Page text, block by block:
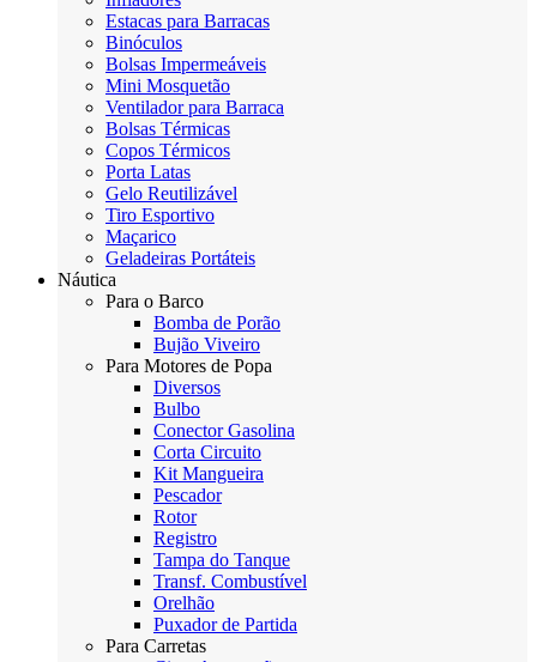
Estacas para Barracas
Binóculos
Bolsas Impermeáveis
Mini Mosquetão
Ventilador para Barraca
Bolsas Térmicas
Copos Térmicos
Porta Latas
Gelo Reutilizável
Tiro Esportivo
Maçarico
Geladeiras Portáteis
Náutica
Para o Barco
Bomba de Porão
Bujão Viveiro
Para Motores de Popa
Diversos
Bulbo
Conector Gasolina
Corta Circuito
Kit Mangueira
Pescador
Rotor
Registro
Tampa do Tanque
Transf. Combustível
Orelhão
Puxador de Partida
Para Carretas